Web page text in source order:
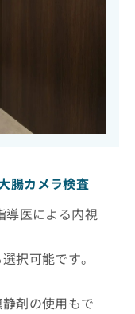
腸カメラ検査
導医による内視
択可能です。
剤の使用もで